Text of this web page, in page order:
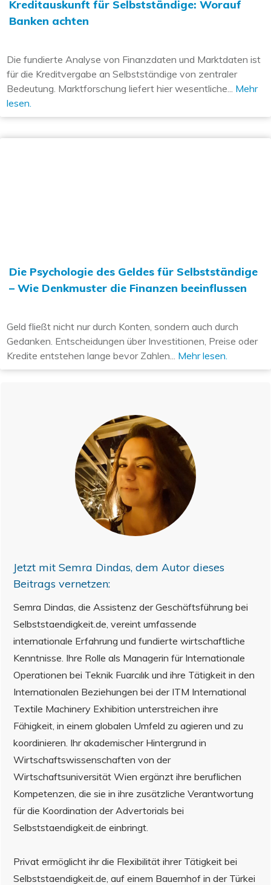
Kreditauskunft für Selbstständige: Worauf
Banken achten
Die fundierte Analyse von Finanzdaten und Marktdaten ist
für die Kreditvergabe an Selbstständige von zentraler
Bedeutung. Marktforschung liefert hier wesentliche... Mehr
lesen.
Die Psychologie des Geldes für Selbstständige
– Wie Denkmuster die Finanzen beeinflussen
Geld fließt nicht nur durch Konten, sondern auch durch
Gedanken. Entscheidungen über Investitionen, Preise oder
Kredite entstehen lange bevor Zahlen... Mehr lesen.
Jetzt mit Semra Dindas, dem Autor dieses
Beitrags vernetzen:
Semra Dindas, die Assistenz der Geschäftsführung bei
Selbststaendigkeit.de, vereint umfassende
internationale Erfahrung und fundierte wirtschaftliche
Kenntnisse. Ihre Rolle als Managerin für Internationale
Operationen bei Teknik Fuarcılık und ihre Tätigkeit in den
Internationalen Beziehungen bei der ITM International
Textile Machinery Exhibition unterstreichen ihre
Fähigkeit, in einem globalen Umfeld zu agieren und zu
koordinieren. Ihr akademischer Hintergrund in
Wirtschaftswissenschaften von der
Wirtschaftsuniversität Wien ergänzt ihre beruflichen
Kompetenzen, die sie in ihre zusätzliche Verantwortung
für die Koordination der Advertorials bei
Selbststaendigkeit.de einbringt.
Privat ermöglicht ihr die Flexibilität ihrer Tätigkeit bei
Selbststaendigkeit.de, auf einem Bauernhof in der Türkei